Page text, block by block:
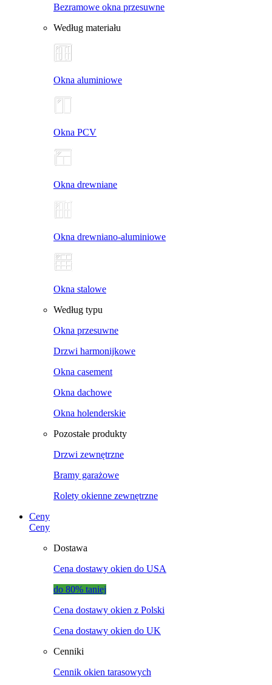
Bezramowe okna przesuwne
Według materiału
Okna aluminiowe
Okna PCV
Okna drewniane
Okna drewniano-aluminiowe
Okna stalowe
Według typu
Okna przesuwne
Drzwi harmonijkowe
Okna casement
Okna dachowe
Okna holenderskie
Pozostałe produkty
Drzwi zewnętrzne
Bramy garażowe
Rolety okienne zewnętrzne
Ceny
Ceny
Dostawa
Cena dostawy okien do USA
do 80% taniej
Cena dostawy okien z Polski
Cena dostawy okien do UK
Cenniki
Cennik okien tarasowych